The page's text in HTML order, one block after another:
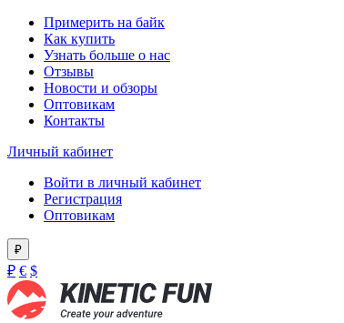
Примерить на байк
Как купить
Узнать больше о нас
Отзывы
Новости и обзоры
Оптовикам
Контакты
Личный кабинет
Войти в личный кабинет
Регистрация
Оптовикам
₽
₽ € $